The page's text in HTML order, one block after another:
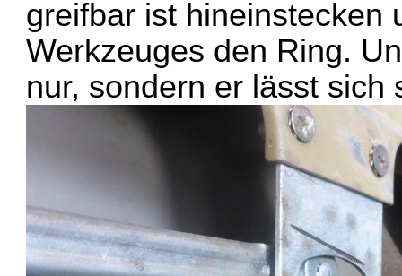
greifbar ist hineinstecken
Werkzeuges den Ring.
nur, sondern er lässt sich